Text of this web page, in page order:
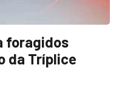
foragidos
da Tríplice